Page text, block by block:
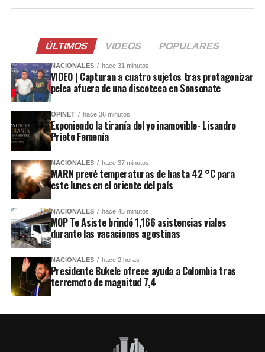
ÚLTIMOS VIDEOS POPULARES
NACIONALES hace 31 minutos
VIDEO | Capturan a cuatro sujetos tras protagonizar
pelea afuera de una discoteca en Sonsonate
OPINET hace 36 minutos
Exponiendo la tiranía del yo inamovible- Lisandro
Prieto Femenía
NACIONALES hace 37 minutos
MARN prevé temperaturas de hasta 42 °C para
este lunes en el oriente del país
NACIONALES hace 45 minutos
MOP Te Asiste brindó 1,166 asistencias viales
durante las vacaciones agostinas
NACIONALES hace 2 horas
Presidente Bukele ofrece ayuda a Colombia tras
terremoto de magnitud 7,4